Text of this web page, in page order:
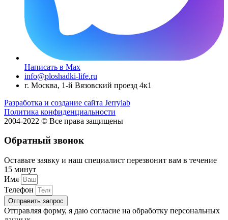
Написать в Max
info@ploshadki-life.ru
г. Москва, 1-й Вязовский проезд 4к1
Разработка и создание сайта Jerrylab
Политика конфиденциальности
2004-2022 © Все права защищены
Обратный звонок
Оставьте заявку и наш специалист перезвонит вам в течение
15 минут
Имя
Телефон
Отправить запрос
Отправляя форму, я даю согласие на обработку персональных